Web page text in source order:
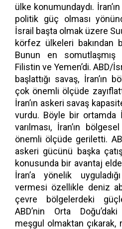
ülke konumundaydı.
politik güç olması
İsrail başta olmak üzere
körfez ülkeleri bakından
Bunun en somutlaşmış
Filistin ve Yemen’di. ABD/
başlattığı savaş, İran’ın
çok önemli ölçüde
İran’ın askeri savaş
vurdu. Böyle bir ortamda
varılması, İran’ın
önemli ölçüde geriletti.
askeri gücünü başka
konusunda bir avantaj
İran’a yönelik
vermesi özellikle deniz
çevre bölgelerdeki
ABD’nin Orta
meşgul olmaktan çıkarak,